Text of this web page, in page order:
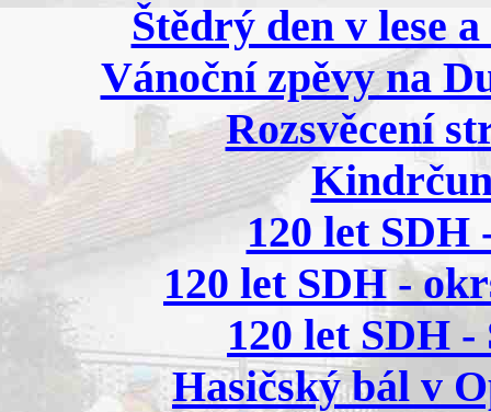
Štědrý den v lese
Vánoční zpěvy na
Rozsvěcení
120 let SDH
120 let SDH -
120 let SDH -
Hasičský bál v